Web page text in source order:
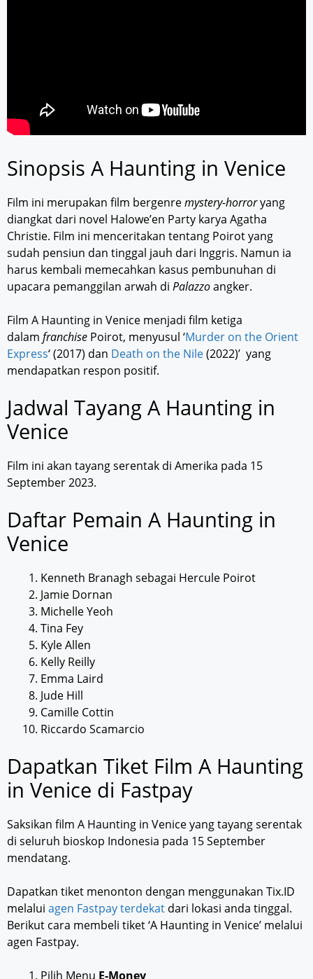
Sinopsis A Haunting in Venice
Film ini merupakan film bergenremystery-horroryang
diangkat dari novel Halowe’en Party karya Agatha
Christie. Film ini menceritakan tentang Poirot yang
sudah pensiun dan tinggal jauh dari Inggris. Namun ia
harus kembali memecahkan kasus pembunuhan di
upacara pemanggilan arwah di Palazzoangker.
Film A Haunting in Venice menjadi film ketiga
dalam franchise Poirot, menyusul ‘Murder on the Orient
Express‘ (2017) dan Death on the Nile(2022)’ yang
mendapatkan respon positif.
Jadwal Tayang A Haunting in
Venice
Film ini akan tayang serentak di Amerika pada 15
September 2023.
Daftar Pemain A Haunting in
Venice
Kenneth Branagh sebagai Hercule Poirot
Jamie Dornan
Michelle Yeoh
Tina Fey
Kyle Allen
Kelly Reilly
Emma Laird
Jude Hill
Camille Cottin
Riccardo Scamarcio
Dapatkan Tiket Film A Haunting
in Venice di Fastpay
Saksikan film A Haunting in Venice yang tayang serentak
di seluruh bioskop Indonesia pada 15 September
mendatang.
Dapatkan tiket menonton dengan menggunakan Tix.ID
melalui agen Fastpay terdekat dari lokasi anda tinggal.
Berikut cara membeli tiket ‘A Haunting in Venice’ melalui
agen Fastpay.
Pilih Menu E-Money